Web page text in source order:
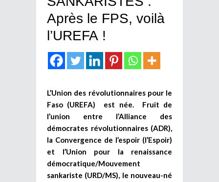
Après le FPS, voilà
l’UREFA !
L’Union des révolutionnaires pour le
Faso (UREFA) est née. Fruit de
l’union entre l’Alliance des
démocrates révolutionnaires (ADR),
la Convergence de l’espoir (l’Espoir)
et l’Union pour la renaissance
démocratique/Mouvement
sankariste (URD/MS), le nouveau-né